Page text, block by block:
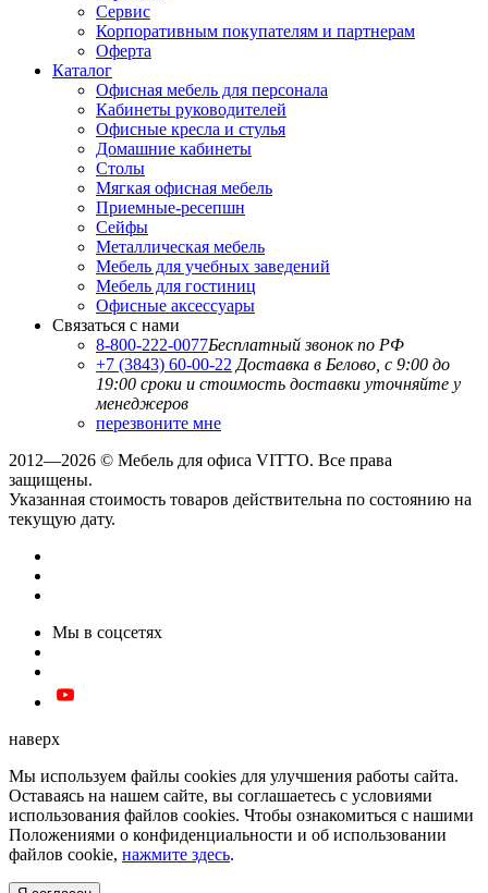
Сервис
Корпоративным покупателям и партнерам
Оферта
Каталог
Офисная мебель для персонала
Кабинеты руководителей
Офисные кресла и стулья
Домашние кабинеты
Столы
Мягкая офисная мебель
Приемные-ресепшн
Сейфы
Металлическая мебель
Мебель для учебных заведений
Мебель для гостиниц
Офисные аксессуары
Связаться с нами
8-800-222-0077Бесплатный звонок по РФ
+7 (3843) 60-00-22 Доставка в Белово, с 9:00 до
19:00 сроки и стоимость доставки уточняйте у
менеджеров
перезвоните мне
2012—2026 © Мебель для офиса VITTO. Все права
защищены.
Указанная стоимость товаров действительна по состоянию на
текущую дату.
Мы в соцсетях
наверх
Мы используем файлы cookies для улучшения работы сайта.
Оставаясь на нашем сайте, вы соглашаетесь с условиями
использования файлов cookies. Чтобы ознакомиться с нашими
Положениями о конфиденциальности и об использовании
файлов cookie, нажмите здесь.